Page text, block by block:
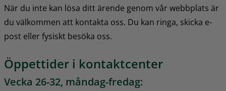
När du inte kan lösa ditt ärende genom vår webbplats är
du välkommen att kontakta oss. Du kan ringa, skicka e-
post eller fysiskt besöka oss.
Öppettider i kontaktcenter
Vecka 26-32, måndag-fredag: